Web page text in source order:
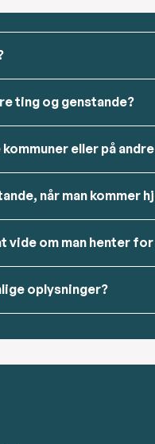
ting og genstande?
kommuner eller på
når man kommer
vide om man henter
oplysninger?